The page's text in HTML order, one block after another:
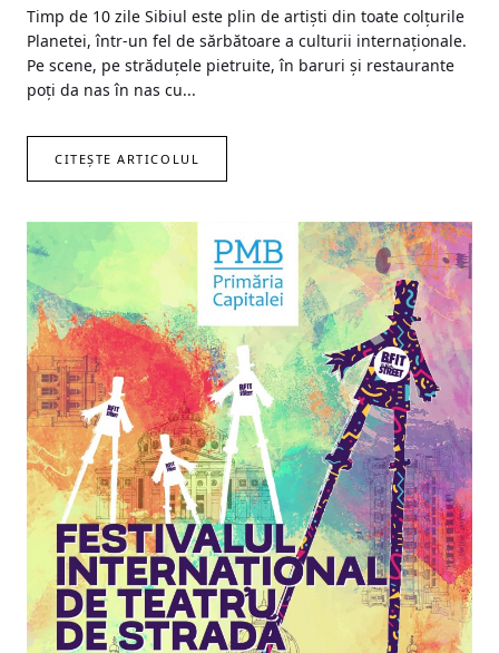
Timp de 10 zile Sibiul este plin de artiști din toate colțurile
Planetei, într-un fel de sărbătoare a culturii internaționale.
Pe scene, pe străduțele pietruite, în baruri și restaurante
poți da nas în nas cu...
CITEȘTE ARTICOLUL